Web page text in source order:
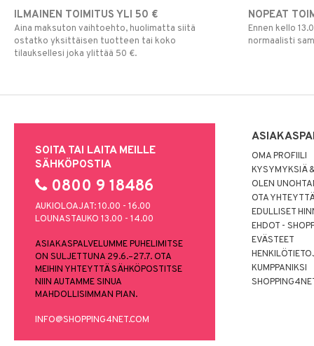
ILMAINEN TOIMITUS YLI 50 €
Aina maksuton vaihtoehto, huolimatta siitä
ostatko yksittäisen tuotteen tai koko
tilauksellesi joka ylittää 50 €.
NOPEAT
Ennen kello
normaalisti
SOITA TAI LAITA MEILLE
SÄHKÖPOSTIA
0800 9 18486
AUKIOLOAJAT: 10.00 - 16.00
LOUNASTAUKO 13.00 - 14.00
ASIAKASPALVELUMME PUHELIMITSE
ON SULJETTUNA 29.6.–27.7. OTA
MEIHIN YHTEYTTÄ SÄHKÖPOSTITSE
NIIN AUTAMME SINUA
MAHDOLLISIMMAN PIAN.
INFO@SHOPPING4NET.COM
OMA PROFIILI
KYSYMYKSIÄ
OLEN
OTA
EDULLISET
EHDOT -
EVÄSTEET
KUMPPANIKSI